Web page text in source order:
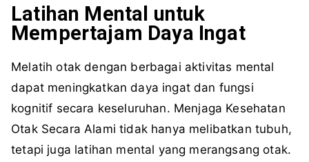
Latihan Mental untuk
Mempertajam Daya Ingat
Melatih otak dengan berbagai aktivitas mental
dapat meningkatkan daya ingat dan fungsi
kognitif secara keseluruhan. Menjaga Kesehatan
Otak Secara Alami tidak hanya melibatkan tubuh,
tetapi juga latihan mental yang merangsang otak.